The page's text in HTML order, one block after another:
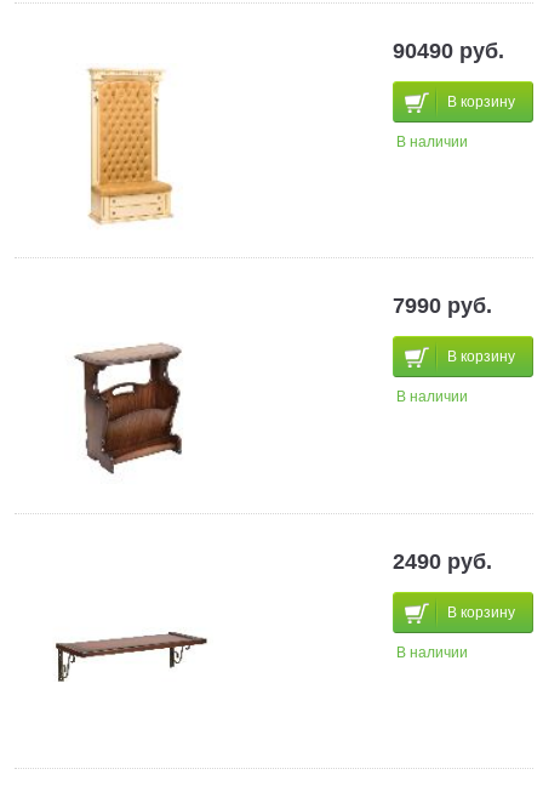
90490 руб.
В корзину
В наличии
7990 руб.
В корзину
В наличии
2490 руб.
В корзину
В наличии